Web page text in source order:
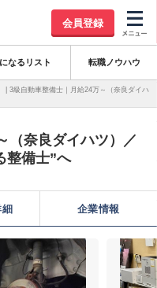
会員登録
なるリスト 転職ノウハウ
3級自動車整備士｜月給24万～（奈良ダイハ
（奈良ダイハツ）／
整備士”へ
企業情報